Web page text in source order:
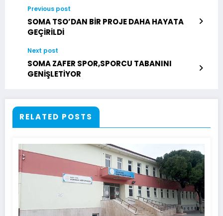
Previous post
SOMA TSO’DAN BİR PROJE DAHA HAYATA
GEÇİRİLDİ
Next post
SOMA ZAFER SPOR,SPORCU TABANINI
GENİŞLETİYOR
RELATED POSTS